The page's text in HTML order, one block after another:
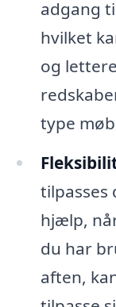
adgang
hvilket
og
type
tilpasses
hjælp,
du har
aften,